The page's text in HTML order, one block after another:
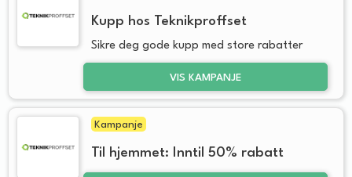
Kupp hos Teknikproffset
Sikre deg gode kupp med store rabatter
VIS KAMPANJE
Kampanje
Til hjemmet: Inntil 50% rabatt